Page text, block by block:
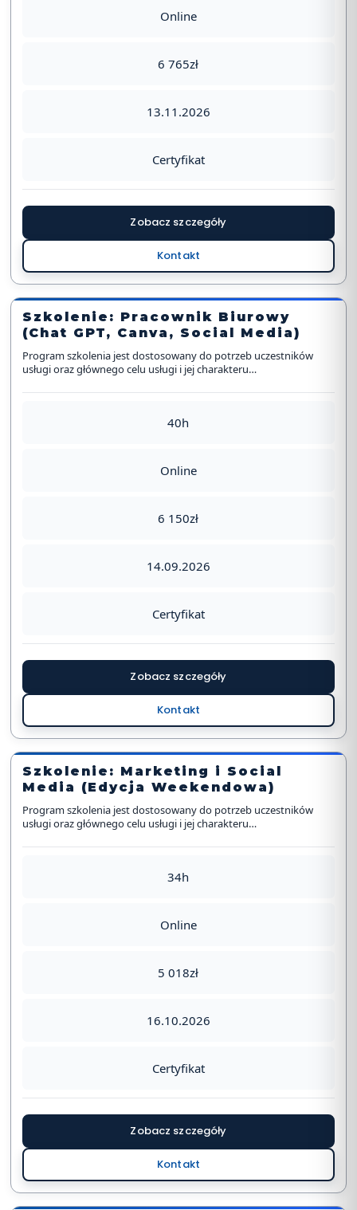
Online
6 765zł
13.11.2026
Certyfikat
Zobacz szczegóły
Kontakt
Szkolenie: Pracownik Biurowy
(Chat GPT, Canva, Social Media)
Program szkolenia jest dostosowany do potrzeb uczestników
usługi oraz głównego celu usługi i jej charakteru…
40h
Online
6 150zł
14.09.2026
Certyfikat
Zobacz szczegóły
Kontakt
Szkolenie: Marketing i Social
Media (Edycja Weekendowa)
Program szkolenia jest dostosowany do potrzeb uczestników
usługi oraz głównego celu usługi i jej charakteru…
34h
Online
5 018zł
16.10.2026
Certyfikat
Zobacz szczegóły
Kontakt